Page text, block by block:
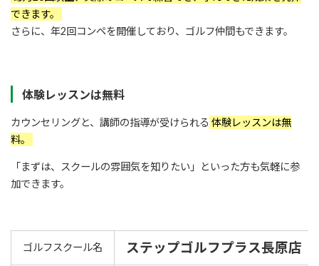
できます。
さらに、年2回コンペを開催しており、ゴルフ仲間もできます。
体験レッスンは無料
カウンセリングと、講師の指導が受けられる 体験レッスンは無
料。
「まずは、スクールの雰囲気を知りたい」といった方も気軽に参
加できます。
ゴルフスクール名 ステップゴルフプラス長原店